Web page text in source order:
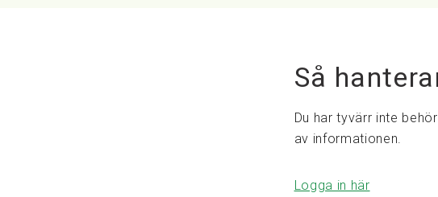
Så
Du har tyvärr inte
av informationen.
Logga in här